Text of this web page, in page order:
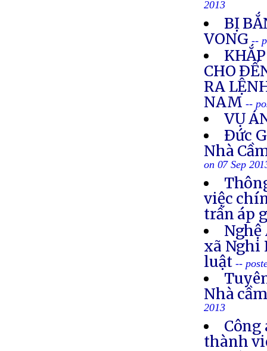
2013
BỊ
VONG --
CHO
RA
NAM--
VỤ
Ðức
Nhà
on 07 Sep
việc
trấn áp
Nghệ
xã Nghi
luật--
Nhà
2013
thành